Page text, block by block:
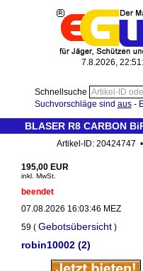
7.8.2026,
Schnellsuche
Suchvorschläge sind aus-
BLASER R8 CARBON
Artikel-ID: 20424747
195,00 EUR
inkl. MwSt.
beendet
07.08.2026 16:03:46 MEZ
59 ( Gebotsübersicht )
robin10002 (2)